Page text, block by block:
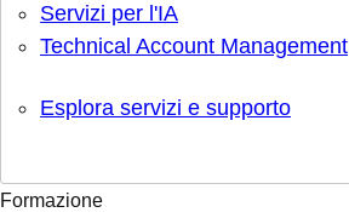
Servizi per l'IA
Technical Account Management
Esplora servizi e supporto
Formazione